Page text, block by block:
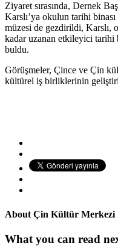
Ziyaret sırasında, Dernek
Karslı’ya okulun tarihi
müzesi de gezdirildi, Karslı,
kadar uzanan etkileyici tarihi
buldu.
Görüşmeler, Çince ve Çin
kültürel iş birliklerinin
About Çin Kültür Merkezi
What you can read